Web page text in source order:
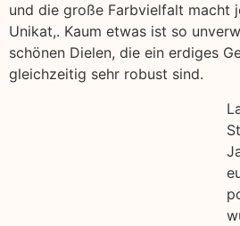
und die große Farbvielfalt macht
Unikat,. Kaum etwas ist so
schönen Dielen, die ein erdiges
gleichzeitig sehr robust sind.